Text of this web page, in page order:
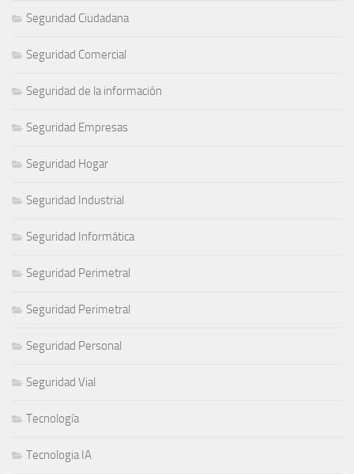
Seguridad Ciudadana
Seguridad Comercial
Seguridad de la información
Seguridad Empresas
Seguridad Hogar
Seguridad Industrial
Seguridad Informática
Seguridad Perimetral
Seguridad Perimetral
Seguridad Personal
Seguridad Vial
Tecnología
Tecnologia IA